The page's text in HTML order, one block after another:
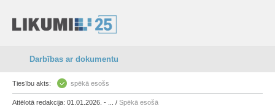
Darbības ar dokumentu
Tiesību akts: spēkā esošs
Attēlotā redakcija: 01.01.2026. - ... / Spēkā esošā